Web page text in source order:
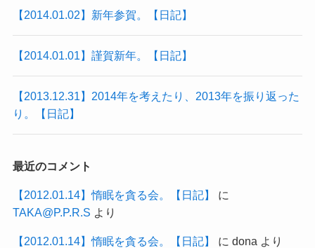
【2014.01.02】新年参賀。【日記】
【2014.01.01】謹賀新年。【日記】
【2013.12.31】2014年を考えたり、2013年を振り返った
り。【日記】
最近のコメント
【2012.01.14】惰眠を貪る会。【日記】
に
TAKA@P.P.R.S より
【2012.01.14】惰眠を貪る会。【日記】 に dona より